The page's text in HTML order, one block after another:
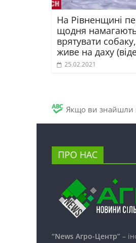
На Рівненщині
щодня
врятувати
живе на даху
25.02.2021
Якщо ви знайшли
ПРО НАС
“News Агро-Центр” –